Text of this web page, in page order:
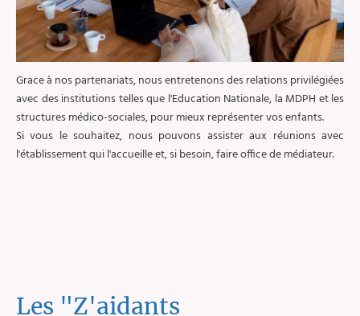
Grace à nos partenariats, nous entretenons des relations privilégiées
avec des institutions telles que l'Education Nationale, la MDPH et les
structures médico-sociales, pour mieux représenter vos enfants.
Si vous le souhaitez, nous pouvons assister aux réunions avec
l'établissement qui l'accueille et, si besoin, faire office de médiateur.
Les "Z'aidants